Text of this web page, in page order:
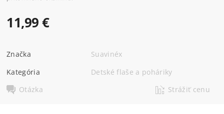
11,99 €
Značka
Suavinéx
Kategória
Detské flaše a poháriky
Otázka
Strážiť cenu